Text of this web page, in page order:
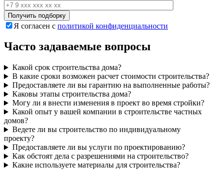
Я согласен с политикой конфиденциальности
Часто задаваемые вопросы
Какой срок строительства дома?
В какие сроки возможен расчет стоимости строительства?
Предоставляете ли вы гарантию на выполненные работы?
Каковы этапы строительства дома?
Могу ли я внести изменения в проект во время стройки?
Какой опыт у вашей компании в строительстве частных
домов?
Ведете ли вы строительство по индивидуальному
проекту?
Предоставляете ли вы услуги по проектированию?
Как обстоят дела с разрешениями на строительство?
Какие используете материалы для строительства?